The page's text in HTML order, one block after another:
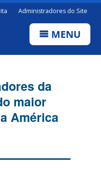
Administradores do Site
MENU
da
maior
América